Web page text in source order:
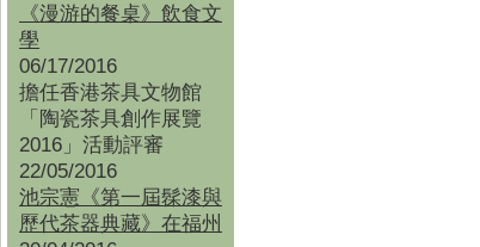
《漫游的餐桌》飲食文
學
06/17/2016
擔任香港茶具文物館
「陶瓷茶具創作展覽
2016」活動評審
22/05/2016
池宗憲《第一屆髹漆與
歷代茶器典藏》在福州